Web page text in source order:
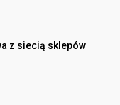
z siecią sklepów